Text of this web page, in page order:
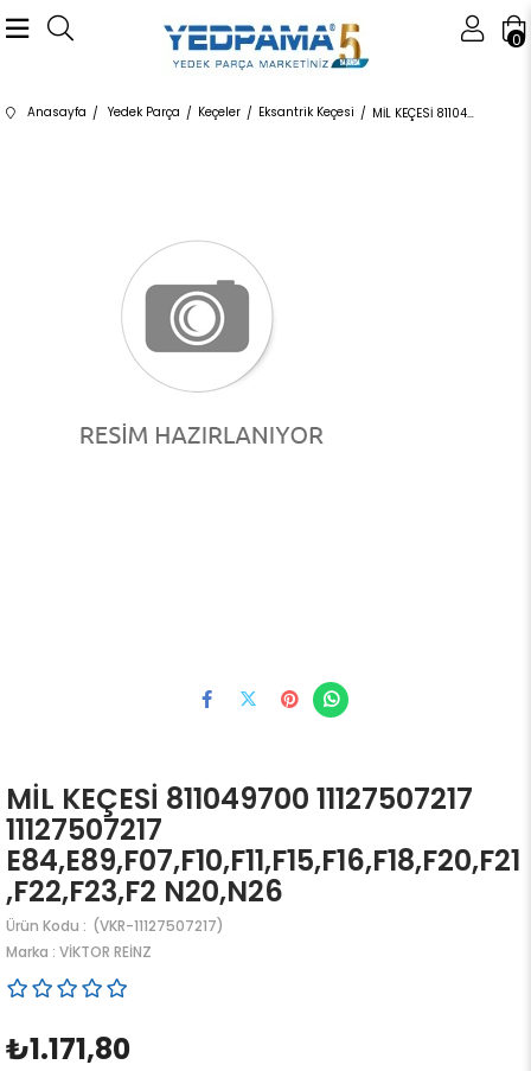
0
Anasayfa Yedek Parça Keçeler Eksantrik Keçesi MİL KEÇESİ 811049700 11127507217 11127507217 E84,E89,F07,F10,F11,F15,F16,F18,F20,F21,F22,F23,F2 N20,N26
MİL KEÇESİ 811049700 11127507217
11127507217
E84,E89,F07,F10,F11,F15,F16,F18,F20,F21
,F22,F23,F2 N20,N26
(VKR-11127507217)
Marka : VİKTOR REİNZ
₺1.171,80